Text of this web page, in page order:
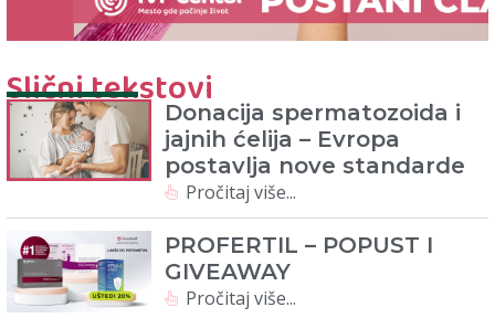
Slični tekstoviDonacija spermatozoida i
jajnih ćelija – Evropa
postavlja nove standarde
Pročitaj više...
PROFERTIL – POPUST I
GIVEAWAY
Pročitaj više...